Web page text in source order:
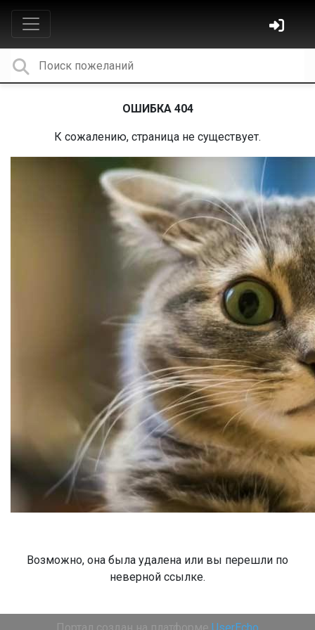
ОШИБКА 404
К сожалению, страница не существует.
Возможно, она была удалена или вы перешли по
неверной ссылке.